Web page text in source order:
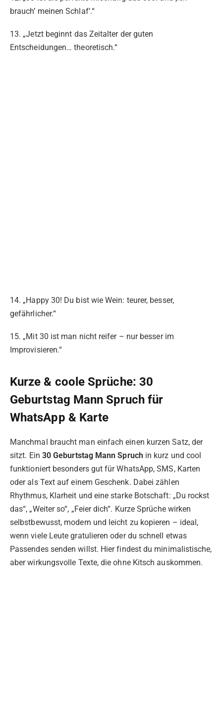
brauch’ meinen Schlaf‘.“
13. „Jetzt beginnt das Zeitalter der guten
Entscheidungen… theoretisch.“
14. „Happy 30! Du bist wie Wein: teurer, besser,
gefährlicher.“
15. „Mit 30 ist man nicht reifer – nur besser im
Improvisieren.“
Kurze & coole Sprüche: 30
Geburtstag Mann Spruch für
WhatsApp & Karte
Manchmal braucht man einfach einen kurzen Satz, der
sitzt. Ein 30 Geburtstag Mann Spruchin kurz und cool
funktioniert besonders gut für WhatsApp, SMS, Karten
oder als Text auf einem Geschenk. Dabei zählen
Rhythmus, Klarheit und eine starke Botschaft: „Du rockst
das“, „Weiter so“, „Feier dich“. Kurze Sprüche wirken
selbstbewusst, modern und leicht zu kopieren – ideal,
wenn viele Leute gratulieren oder du schnell etwas
Passendes senden willst. Hier findest du minimalistische,
aber wirkungsvolle Texte, die ohne Kitsch auskommen.